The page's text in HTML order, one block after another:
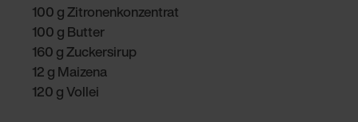
100 g Zitronenkonzentrat
100 g Butter
160 g Zuckersirup
12 g Maizena
120 g Vollei